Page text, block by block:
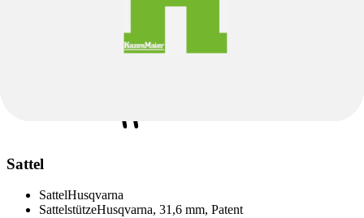
Sattel
SattelHusqvarna
SattelstützeHusqvarna, 31,6 mm, Patent